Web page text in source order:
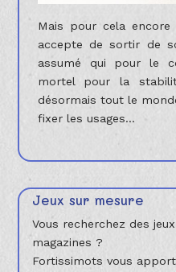
Mais pour cela encore
accepte de sortir de
assumé qui pour le
mortel pour la
désormais tout le
fixer les usages...
Jeux sur mesure
Vous recherchez des
magazines ?
Fortissimots vous